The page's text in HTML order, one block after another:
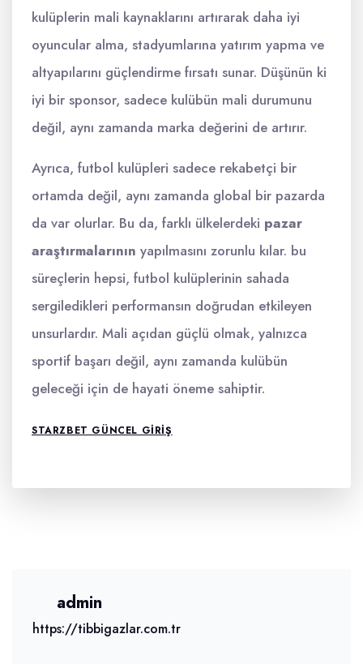
kulüplerin mali kaynaklarını artırarak daha iyi
oyuncular alma, stadyumlarına yatırım yapma ve
altyapılarını güçlendirme fırsatı sunar. Düşünün ki
iyi bir sponsor, sadece kulübün mali durumunu
değil, aynı zamanda marka değerini de artırır.
Ayrıca, futbol kulüpleri sadece rekabetçi bir
ortamda değil, aynı zamanda global bir pazarda
da var olurlar. Bu da, farklı ülkelerdeki pazar
araştırmalarının yapılmasını zorunlu kılar. bu
süreçlerin hepsi, futbol kulüplerinin sahada
sergiledikleri performansın doğrudan etkileyen
unsurlardır. Mali açıdan güçlü olmak, yalnızca
sportif başarı değil, aynı zamanda kulübün
geleceği için de hayati öneme sahiptir.
STARZBET GÜNCEL GIRIŞ
admin
https://tibbigazlar.com.tr